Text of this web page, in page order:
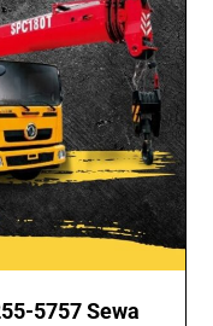
5757 Sewa